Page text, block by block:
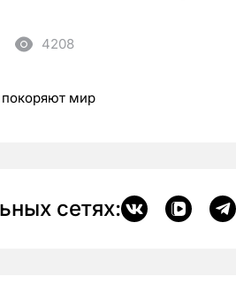
4208
мир
сетях: